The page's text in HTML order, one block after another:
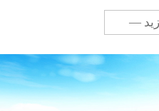
سنوات مقذوف شارك
عالي السرعة المصبوب
PE امتداد الخط السينمائي